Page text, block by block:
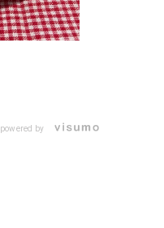
powered by